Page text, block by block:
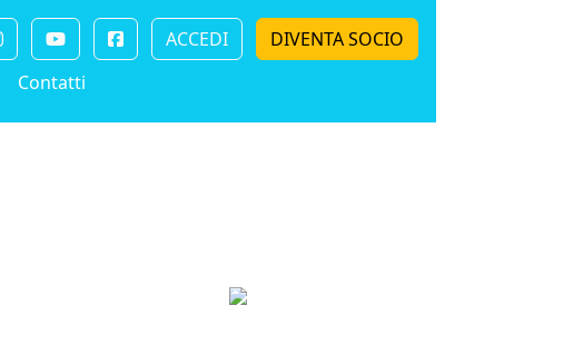
ACCEDI
DIVENTA SOCIO
Contatti